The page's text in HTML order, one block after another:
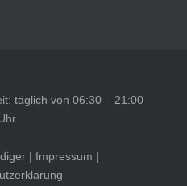
täglich von 06:30 – 21:00
| Impressum |